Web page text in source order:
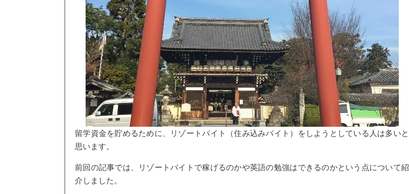
留学資金を貯めるために、リゾートバイト（住み込みバイト）をしようとしている人は多いと
思います。
前回の記事では、リゾートバイトで稼げるのかや英語の勉強はできるのかという点について紹
介しました。